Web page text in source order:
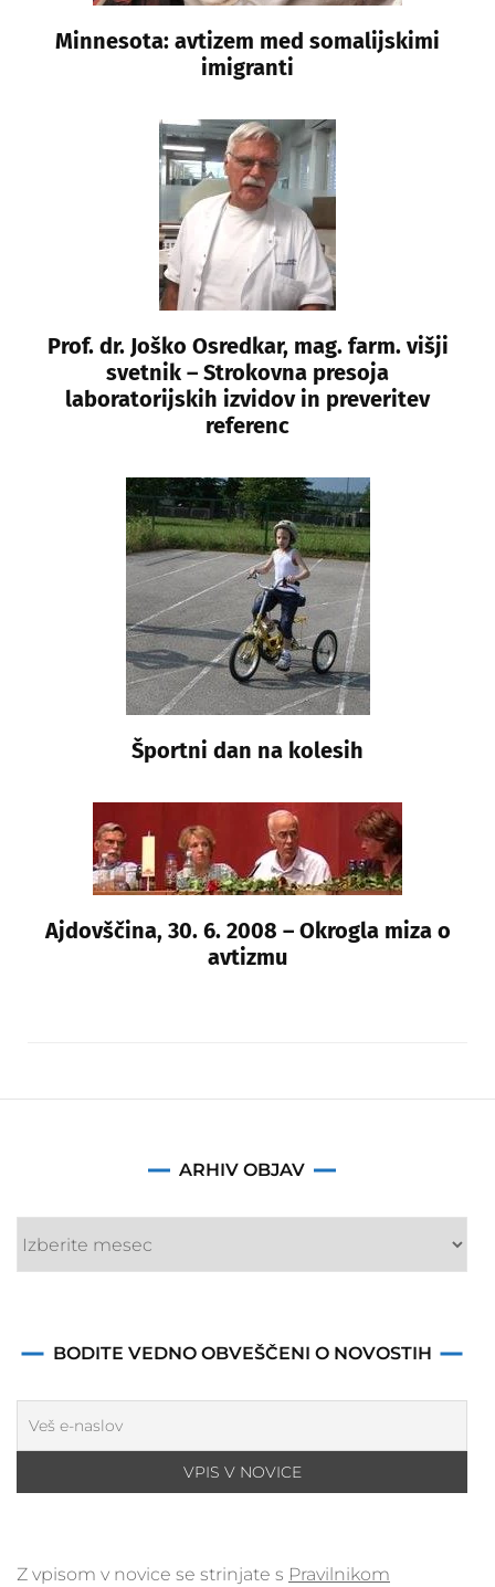
Minnesota: avtizem med somalijskimi
imigranti
Prof. dr. Joško Osredkar, mag. farm. višji
svetnik – Strokovna presoja
laboratorijskih izvidov in preveritev
referenc
Športni dan na kolesih
Ajdovščina, 30. 6. 2008 – Okrogla miza o
avtizmu
ARHIV OBJAV
Arhiv
BODITE VEDNO OBVEŠČENI O NOVOSTIH
Z vpisom v novice se strinjate s Pravilnikom